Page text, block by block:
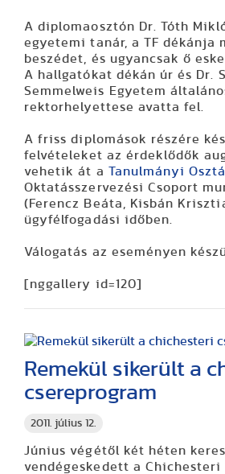
A diplomaosztón Dr. Tóth
egyetemi tanár, a TF dékánja
beszédet, és ugyancsak ő
A hallgatókat dékán úr és Dr.
Semmelweis Egyetem
rektorhelyettese avatta fel.
A friss diplomások részére
felvételeket az érdeklődők
vehetik át a Tanulmányi
Oktatásszervezési Csoport
(Ferencz Beáta, Kisbán
ügyfélfogadási időben.
Válogatás az eseményen
[nggallery id=120]
2011. július 12.
Remekül sikerült a
csereprogram
Június végétől két héten
vendégeskedett a Chichesteri